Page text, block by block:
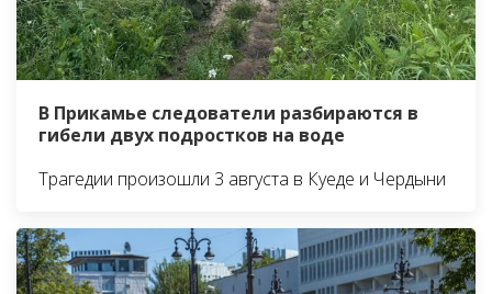
В Прикамье следователи разбираются в
гибели двух подростков на воде
Трагедии произошли 3 августа в Куеде и Чердыни